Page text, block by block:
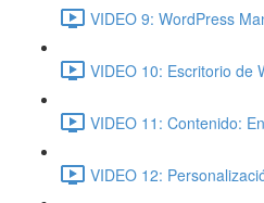
VIDEO 9: WordPress
VIDEO 10: Escritorio de
VIDEO 11: Contenido:
VIDEO 12: